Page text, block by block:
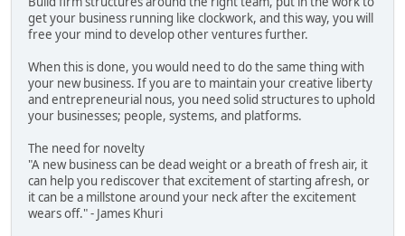
get your business running like clockwork, and this way, you will
free your mind to develop other ventures further.
When this is done, you would need to do the same thing with
your new business. If you are to maintain your creative liberty
and entrepreneurial nous, you need solid structures to uphold
your businesses; people, systems, and platforms.
The need for novelty
"A new business can be dead weight or a breath of fresh air, it
can help you rediscover that excitement of starting afresh, or
it can be a millstone around your neck after the excitement
wears off." - James Khuri